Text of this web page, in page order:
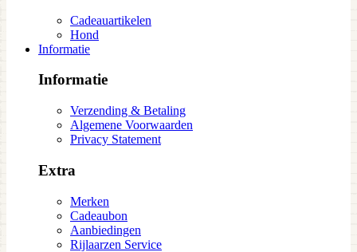
Cadeauartikelen
Hond
Informatie
Informatie
Verzending & Betaling
Algemene Voorwaarden
Privacy Statement
Extra
Merken
Cadeaubon
Aanbiedingen
Rijlaarzen Service